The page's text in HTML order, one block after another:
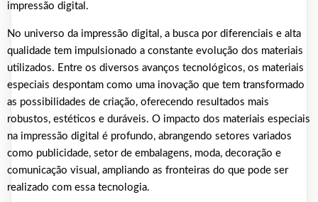
impressão digital.
No universo da impressão digital, a busca por diferenciais e alta
qualidade tem impulsionado a constante evolução dos materiais
utilizados. Entre os diversos avanços tecnológicos, os materiais
especiais despontam como uma inovação que tem transformado
as possibilidades de criação, oferecendo resultados mais
robustos, estéticos e duráveis. O impacto dos materiais especiais
na impressão digital é profundo, abrangendo setores variados
como publicidade, setor de embalagens, moda, decoração e
comunicação visual, ampliando as fronteiras do que pode ser
realizado com essa tecnologia.